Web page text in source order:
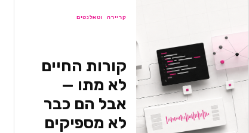
קריירה וטאלנטים
קורות החיים
לא מתו —
אבל הם כבר
לא מספיקים